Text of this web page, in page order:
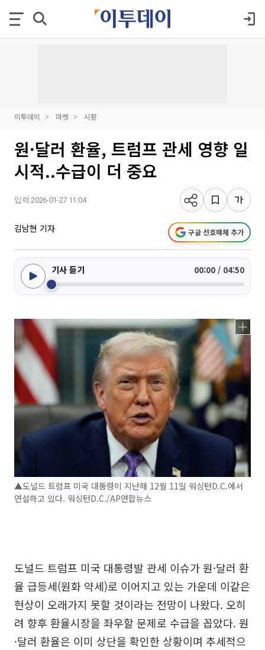
이투데이 마켓 시황
원·달러 환율, 트럼프 관세 영향 일
시적..수급이 더 중요
입력 2026-01-27 11:04
김남현 기자 구글 선호매체 추가
기사 듣기 00:00 / 04:50
▲도널드 트럼프 미국 대통령이 지난해 12월 11일 워싱턴D.C.에서
연설하고 있다. 워싱턴D.C./AP연합뉴스
도널드 트럼프 미국 대통령발 관세 이슈가 원·달러 환
율 급등세(원화 약세)로 이어지고 있는 가운데 이같은
현상이 오래가지 못할 것이라는 전망이 나왔다. 오히
려 향후 환율시장을 좌우할 문제로 수급을 꼽았다. 원
·달러 환율은 이미 상단을 확인한 상황이며 추세적으